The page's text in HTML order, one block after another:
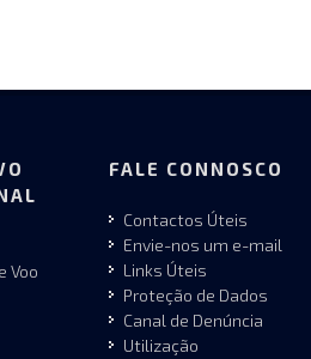
Voo
FALE CONNOSCO
Contactos Úteis
Envie-nos um e-mail
Links Úteis
Proteção de Dados
Canal de Denúncia
Utilização